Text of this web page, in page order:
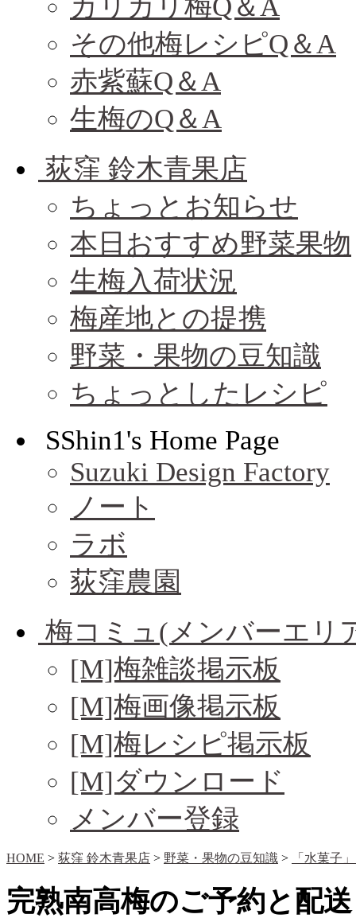
カリカリ梅Q＆A
その他梅レシピQ＆A
赤紫蘇Q＆A
生梅のQ＆A
荻窪 鈴木青果店
ちょっとお知らせ
本日おすすめ野菜果物
生梅入荷状況
梅産地との提携
野菜・果物の豆知識
ちょっとしたレシピ
SShin1's Home Page
Suzuki Design Factory
ノート
ラボ
荻窪農園
梅コミュ(メンバーエリ
[M]梅雑談掲示板
[M]梅画像掲示板
[M]梅レシピ掲示板
[M]ダウンロード
メンバー登録
HOME > 荻窪 鈴木青果店 > 野菜・果物の豆知識 > 「水菓子
完熟南高梅のご予約と配送